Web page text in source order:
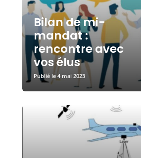
Bilan de mi-
mandat :
rencontre avec
vos élus
4 mai 2023